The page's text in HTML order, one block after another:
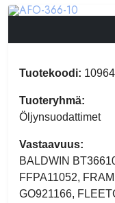
Tuotekoodi: 10964
Tuoteryhmä:
Öljynsuodattimet
Vastaavuus:
BALDWIN
FFPA11052,
GO921166,